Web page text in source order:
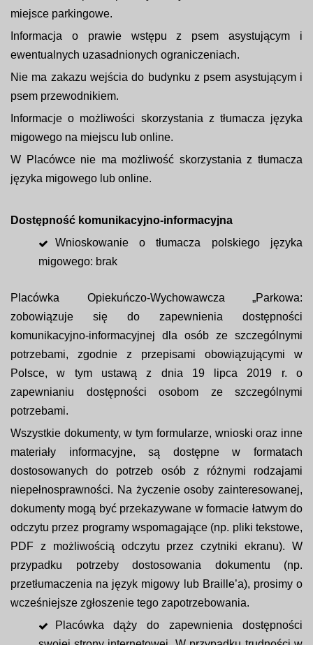
miejsce parkingowe.
Informacja o prawie wstępu z psem asystującym i
ewentualnych uzasadnionych ograniczeniach.
Nie ma zakazu wejścia do budynku z psem asystującym i
psem przewodnikiem.
Informacje o możliwości skorzystania z tłumacza języka
migowego na miejscu lub online.
W Placówce nie ma możliwość skorzystania z tłumacza
języka migowego lub online.
Dostępność komunikacyjno-informacyjna
Wnioskowanie o tłumacza polskiego języka
migowego: brak
Placówka Opiekuńczo-Wychowawcza „Parkowa:
zobowiązuje się do zapewnienia dostępności
komunikacyjno-informacyjnej dla osób ze szczególnymi
potrzebami, zgodnie z przepisami obowiązującymi w
Polsce, w tym ustawą z dnia 19 lipca 2019 r. o
zapewnianiu dostępności osobom ze szczególnymi
potrzebami.
Wszystkie dokumenty, w tym formularze, wnioski oraz inne
materiały informacyjne, są dostępne w formatach
dostosowanych do potrzeb osób z różnymi rodzajami
niepełnosprawności. Na życzenie osoby zainteresowanej,
dokumenty mogą być przekazywane w formacie łatwym do
odczytu przez programy wspomagające (np. pliki tekstowe,
PDF z możliwością odczytu przez czytniki ekranu). W
przypadku potrzeby dostosowania dokumentu (np.
przetłumaczenia na język migowy lub Braille’a), prosimy o
wcześniejsze zgłoszenie tego zapotrzebowania.
Placówka dąży do zapewnienia dostępności